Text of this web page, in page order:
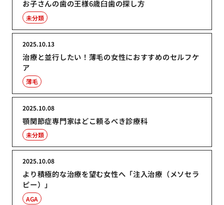
お子さんの歯の王様6歳臼歯の探し方
未分類
治療と並行したい！薄毛の女性におすすめのセルフケ
ア
2025.10.13
薄毛
顎関節症専門家はどこ頼るべき診療科
2025.10.08
未分類
より積極的な治療を望む女性へ「注入治療（メソセラ
ピー）」
2025.10.08
AGA